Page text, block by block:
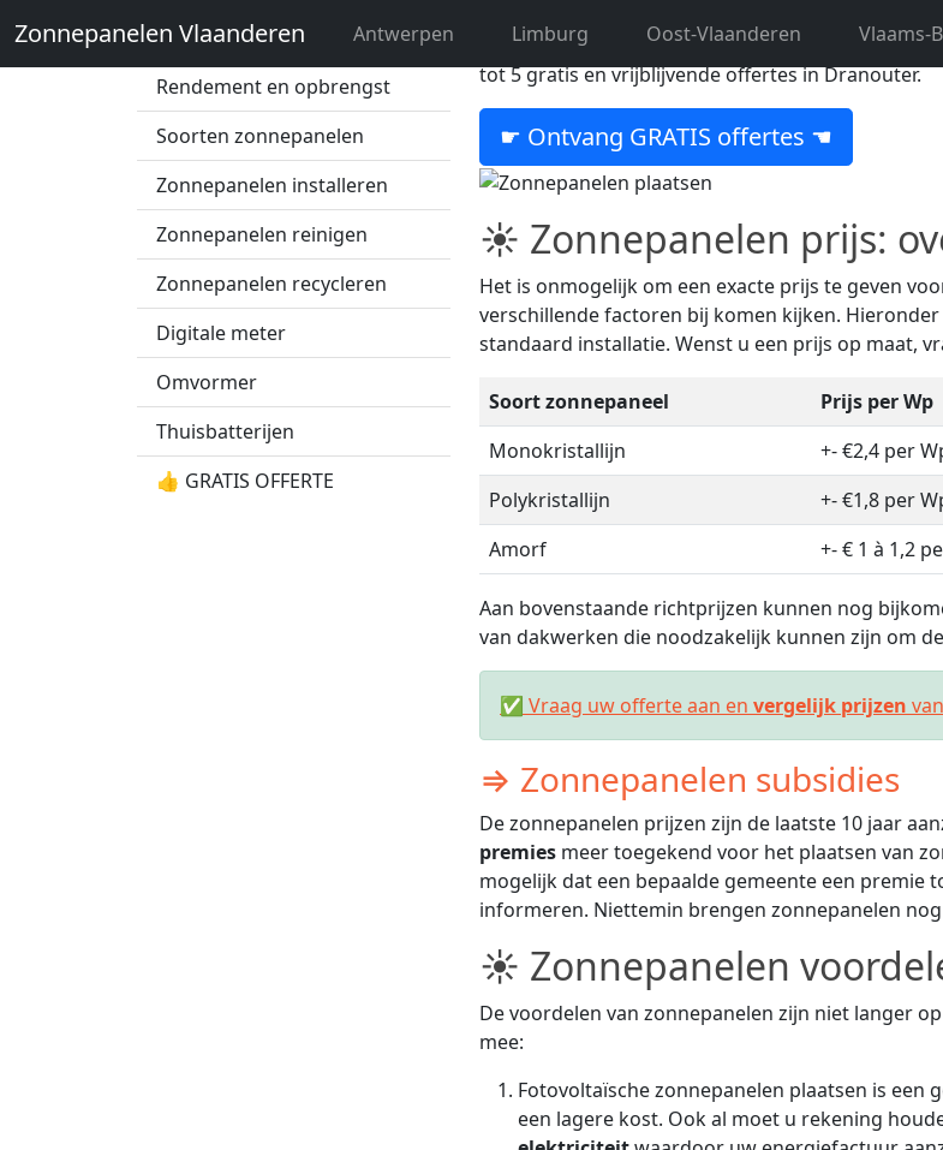
Zonnepanelen Vlaanderen Antwerpen Limburg Oost-Vlaanderen Vlaams-
Zonnepanelen prijs
Rendement en opbrengst
Soorten zonnepanelen
Zonnepanelen installeren
Zonnepanelen reinigen
Zonnepanelen recycleren
Digitale meter
Omvormer
Thuisbatterijen
👍 GRATIS OFFERTE
Bent u op zoek naar een ervaren zonne-expert
tot 5 gratis en vrijblijvende offertes in Dranouter.
☛ Ontvang GRATIS offertes ☚
☀ Zonnepanelen prijs:
Het is onmogelijk om een exacte prijs te geven
verschillende factoren bij komen kijken.
standaard installatie. Wenst u een prijs op maat,
Soort zonnepaneel Prijs per Wp
Monokristallijn
+- €2,4 per
Polykristallijn
+- €1,8 per
Amorf
+- € 1 à 1,2
Aan bovenstaande richtprijzen kunnen nog
van dakwerken die noodzakelijk kunnen zijn om
✅ Vraag uw offerte aan en vergelijk prijzen
⇒ Zonnepanelen subsidies
De zonnepanelen prijzen zijn de laatste 10 jaar
premies meer toegekend voor het plaatsen van
mogelijk dat een bepaalde gemeente een
informeren. Niettemin brengen zonnepanelen
☀ Zonnepanelen
De voordelen van zonnepanelen zijn niet langer
mee:
Fotovoltaïsche zonnepanelen plaatsen is
een lagere kost. Ook al moet u rekening